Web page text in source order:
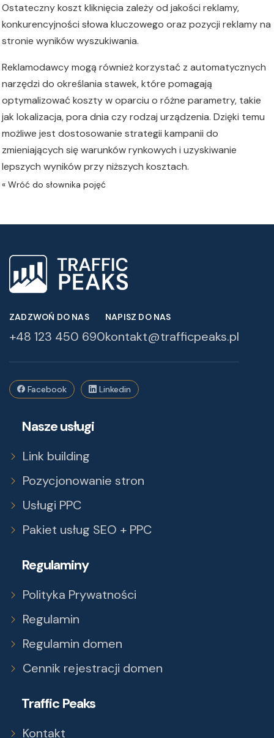
Ostateczny koszt kliknięcia zależy od jakości reklamy,
konkurencyjności słowa kluczowego oraz pozycji reklamy na
stronie wyników wyszukiwania.
Reklamodawcy mogą również korzystać z automatycznych
narzędzi do określania stawek, które pomagają
optymalizować koszty w oparciu o różne parametry, takie
jak lokalizacja, pora dnia czy rodzaj urządzenia. Dzięki temu
możliwe jest dostosowanie strategii kampanii do
zmieniających się warunków rynkowych i uzyskiwanie
lepszych wyników przy niższych kosztach.
ZADZWOŃ DO NAS
+48 123 450 690
NAPISZ DO NAS
kontakt@trafficpeaks.pl
Facebook Linkedin
Nasze usługi
Link building
Pozycjonowanie stron
Usługi PPC
Pakiet usług SEO + PPC
Regulaminy
Polityka Prywatności
Regulamin
Regulamin domen
Cennik rejestracji domen
Traffic Peaks
Kontakt